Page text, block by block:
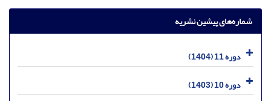
شماره‌های پیشین نشریه
دوره 11 (1404)
دوره 10 (1403)